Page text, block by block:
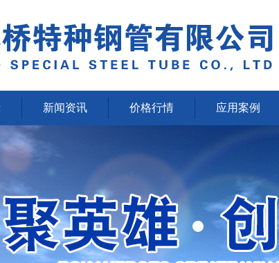
新闻资讯 价格行情 应用案例